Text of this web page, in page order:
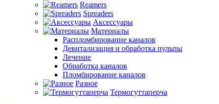
Reamers
Spreaders
Аксессуары
Материалы
Распломбирование каналов
Девитализация и обработка пульпы
Лечение
Обработка каналов
Пломбирование каналов
Разное
Термогуттаперча